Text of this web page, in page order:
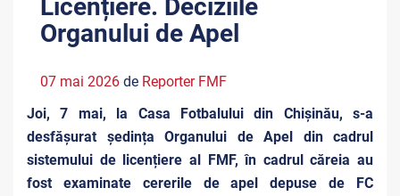
Licențiere. Deciziile
Organului de Apel
07 mai 2026 de Reporter FMF
Joi, 7 mai, la Casa Fotbalului din Chișinău, s-a
desfășurat ședința Organului de Apel din cadrul
sistemului de licențiere al FMF, în cadrul căreia au
fost examinate cererile de apel depuse de FC